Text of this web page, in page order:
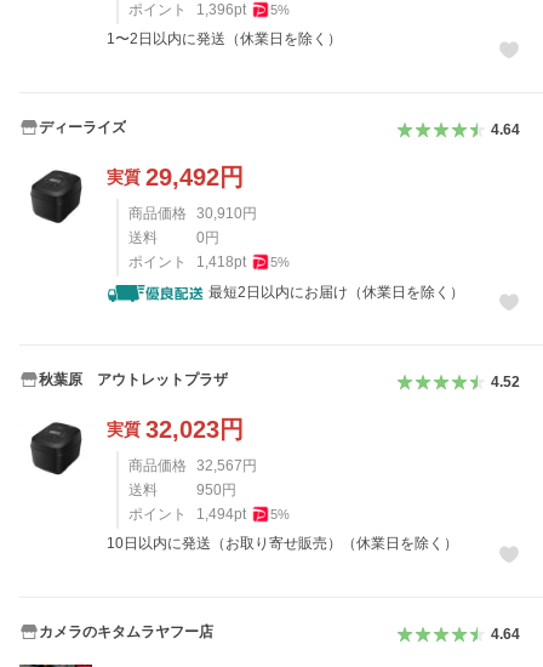
ポイント
1,396pt 5%
1〜2日以内に発送（休業日を除く）
ディーライズ 4.64
実質 29,492円
商品価格 30,910 円
送料
0 円
ポイント
1,418pt 5%
最短2日以内にお届け（休業日を除く）
秋葉原 アウトレットプラザ 4.52
実質 32,023円
商品価格 32,567 円
送料
950 円
ポイント
1,494pt 5%
10日以内に発送（お取り寄せ販売）（休業日を除く）
カメラのキタムラヤフー店 4.64